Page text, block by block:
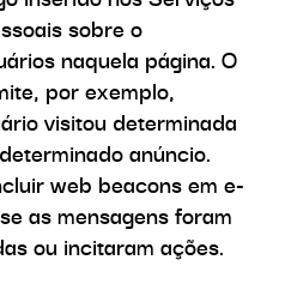
sobre o
naquela página. O
por exemplo,
visitou determinada
anúncio.
web beacons em e-
as mensagens foram
ou incitaram ações.